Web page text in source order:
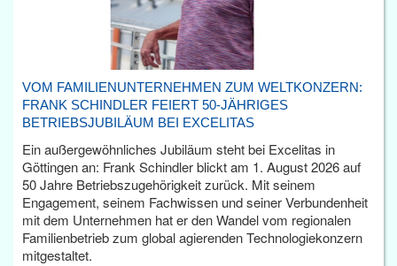
VOM FAMILIENUNTERNEHMEN ZUM WELTKONZERN:
FRANK SCHINDLER FEIERT 50-JÄHRIGES
BETRIEBSJUBILÄUM BEI EXCELITAS
Ein außergewöhnliches Jubiläum steht bei Excelitas in
Göttingen an: Frank Schindler blickt am 1. August 2026 auf
50 Jahre Betriebszugehörigkeit zurück. Mit seinem
Engagement, seinem Fachwissen und seiner Verbundenheit
mit dem Unternehmen hat er den Wandel vom regionalen
Familienbetrieb zum global agierenden Technologiekonzern
mitgestaltet.